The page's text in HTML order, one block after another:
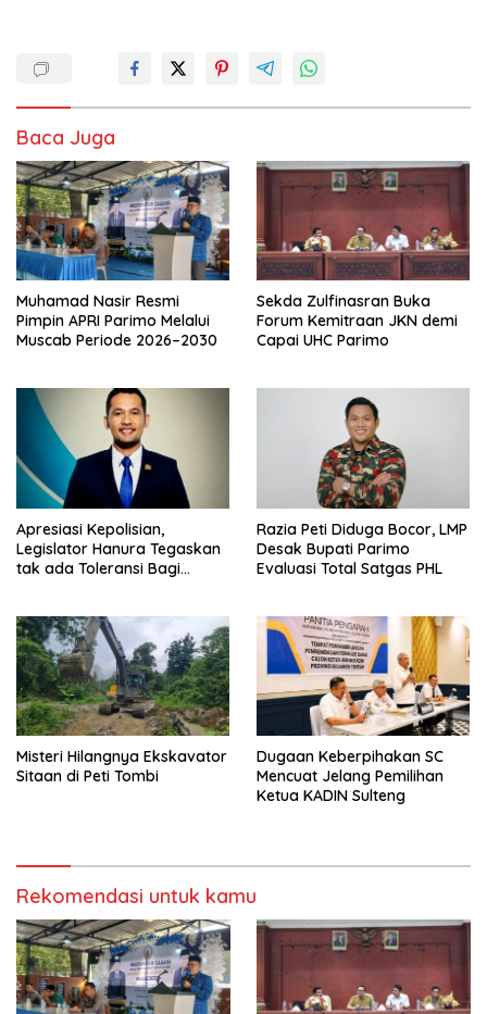
Baca Juga
Muhamad Nasir Resmi
Pimpin APRI Parimo Melalui
Muscab Periode 2026–2030
Sekda Zulfinasran Buka
Forum Kemitraan JKN demi
Capai UHC Parimo
Apresiasi Kepolisian,
Legislator Hanura Tegaskan
tak ada Toleransi Bagi
Razia Peti Diduga Bocor, LMP
Desak Bupati Parimo
Evaluasi Total Satgas PHL
Misteri Hilangnya Ekskavator
Sitaan di Peti Tombi
Dugaan Keberpihakan SC
Mencuat Jelang Pemilihan
Ketua KADIN Sulteng
Rekomendasi untuk kamu